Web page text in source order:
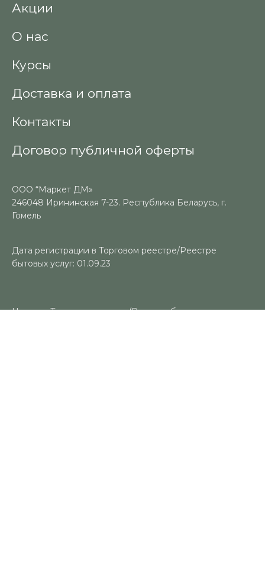
Акции
О нас
Курсы
Доставка и оплата
Контакты
Договор публичной оферты
ООО “Маркет ДМ»
246048 Ирининская 7-23. Республика Беларусь, г.
Гомель
Дата регистрации в Торговом реестре/Реестре
бытовых услуг: 01.09.23
Номер в Торговом реестре/Реестре бытовых услуг: